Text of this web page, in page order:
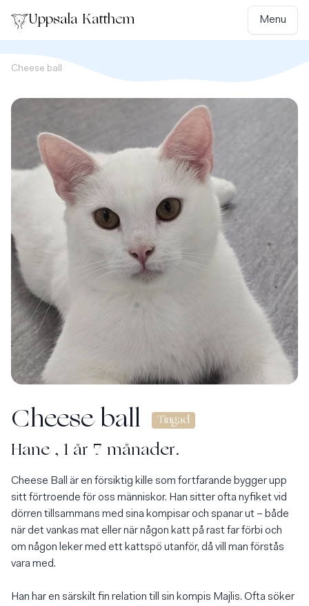
Uppsala Katthem Menu
Cheese ball
Cheese ball Tingad
Hane , 1 år 7 månader.
Cheese Ball är en försiktig kille som fortfarande bygger upp
sitt förtroende för oss människor. Han sitter ofta nyfiket vid
dörren tillsammans med sina kompisar och spanar ut – både
när det vankas mat eller när någon katt på rast far förbi och
om någon leker med ett kattspö utanför, då vill man förstås
vara med.
Han har en särskilt fin relation till sin kompis Majlis. Ofta söker